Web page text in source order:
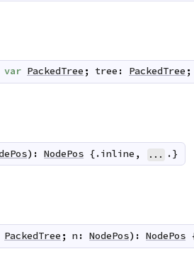
var PackedTree ; tree : PackedTree ;
) : NodePos {.inline , ... .}
PackedTree ; n : NodePos) : NodePos